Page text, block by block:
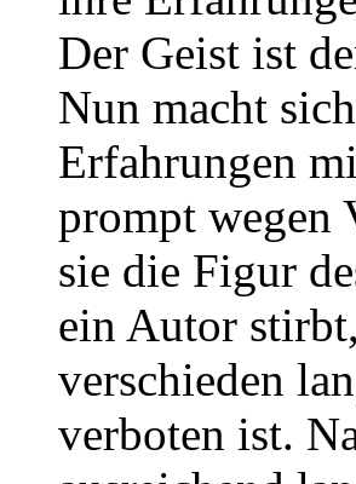
Der Geist ist
Nun macht
Erfahrungen
prompt wegen
sie die Figur
ein Autor
verschieden
verboten ist.